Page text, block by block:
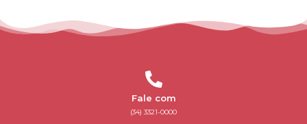
Fale com
(34) 3321-0000